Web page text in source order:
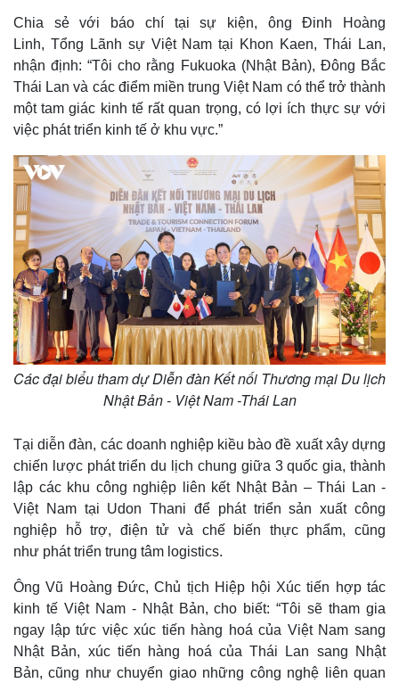
Thế giới
Quan sát
Cuộc sống đó đây
Hồ sơ
Multimedia
Video
Ảnh
E-Magazine
Infographic
Chia sẻ với báo chí tại sự kiện, ông Đinh Hoàng
Linh, Tổng Lãnh sự Việt Nam tại Khon Kaen, Thái Lan,
nhận định: “Tôi cho rằng Fukuoka (Nhật Bản), Đông Bắc
Thái Lan và các điểm miền trung Việt Nam có thể trở thành
một tam giác kinh tế rất quan trọng, có lợi ích thực sự với
việc phát triển kinh tế ở khu vực.”
Các đại biểu tham dự Diễn đàn Kết nối Thương mại Du lịch
Nhật Bản - Việt Nam -Thái Lan
Tại diễn đàn, các doanh nghiệp kiều bào đề xuất xây dựng
chiến lược phát triển du lịch chung giữa 3 quốc gia, thành
lập các khu công nghiệp liên kết Nhật Bản – Thái Lan -
Việt Nam tại Udon Thani để phát triển sản xuất công
nghiệp hỗ trợ, điện tử và chế biến thực phẩm, cũng
như phát triển trung tâm logistics.
Ông Vũ Hoàng Đức, Chủ tịch Hiệp hội Xúc tiến hợp tác
kinh tế Việt Nam - Nhật Bản, cho biết: “Tôi sẽ tham gia
ngay lập tức việc xúc tiến hàng hoá của Việt Nam sang
Nhật Bản, xúc tiến hàng hoá của Thái Lan sang Nhật
Bản, cũng như chuyển giao những công nghệ liên quan